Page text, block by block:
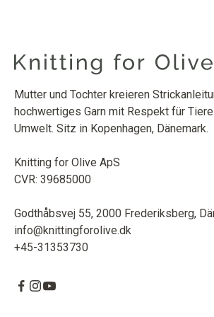
Mutter und Tochter kreieren
hochwertiges Garn mit Respekt für
Umwelt. Sitz in Kopenhagen, Dänemark.
Knitting for Olive ApS
CVR: 39685000
Godthåbsvej 55, 2000 Frederiksberg,
info@knittingforolive.dk
+45-31353730